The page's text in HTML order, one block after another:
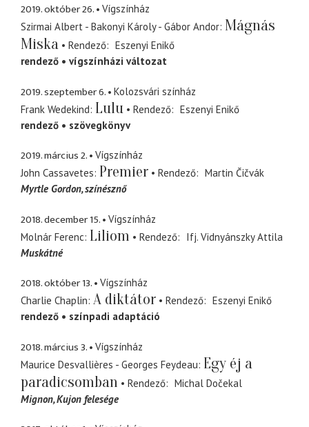
2019. október 26.
Vígszínház
Szirmai Albert - Bakonyi Károly - Gábor Andor Mágnás
Miska
Rendező
Eszenyi Enikő
rendező
vígszínházi változat
2019. szeptember 6.
Kolozsvári színház
Frank Wedekind Lulu Rendező
Eszenyi Enikő
rendező
szövegkönyv
2019. március 2.
Vígszínház
John Cassavetes Premier Rendező
Martin Čičvák
Myrtle Gordon színésznő
2018. december 15.
Vígszínház
Molnár Ferenc Liliom Rendező
Ifj. Vidnyánszky Attila
Muskátné
2018. október 13.
Vígszínház
Charlie Chaplin A diktátor Rendező
Eszenyi Enikő
rendező
színpadi adaptáció
2018. március 3.
Vígszínház
Maurice Desvallières - Georges Feydeau Egy éj a
paradicsomban
Rendező
Michal Dočekal
Mignon Kujon felesége